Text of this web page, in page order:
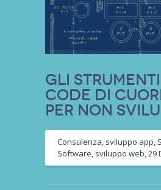
Gli strumenti
CODE di
per non
Consulenza, sviluppo app,
Software, sviluppo web,29